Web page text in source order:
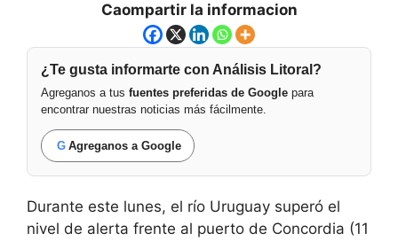
Caompartir la informacion
¿Te gusta informarte con Análisis Litoral?
Agreganos a tus fuentes preferidas de Google para
encontrar nuestras noticias más fácilmente.
G Agreganos a Google
Durante este lunes, el río Uruguay superó el
nivel de alerta frente al puerto de Concordia (11